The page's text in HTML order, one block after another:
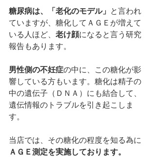
糖尿病は、「老化のモデル」
と言われ
ていますが、糖化してＡＧＥが増えて
いる人ほど、 老け顔になると言う研究
報告もあります。
男性側の不妊症の中に、この糖化が影
響している方もいます。糖化は精子の
中の遺伝子（ＤＮＡ）にも結合して、
遺伝情報のトラブルを引き起こしま
す。
当店では、その糖化の程度を知る為に
ＡＧＥ測定を実施しております。